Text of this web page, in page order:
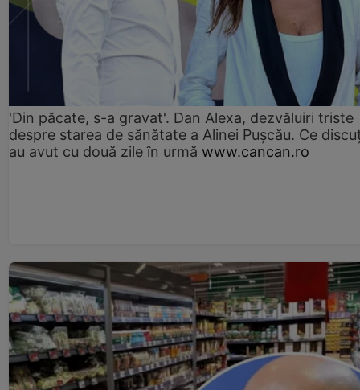
'Din păcate, s-a gravat'. Dan Alexa, dezvăluiri triste
despre starea de sănătate a Alinei Pușcău. Ce
au avut cu două zile în urmă www.cancan.ro